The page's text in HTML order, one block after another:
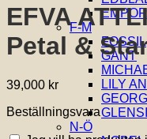
F-M
FOSSIL
GANT
LILY
N-Ö
EFVA
Petal &
39,000 kr
Beställningsvara